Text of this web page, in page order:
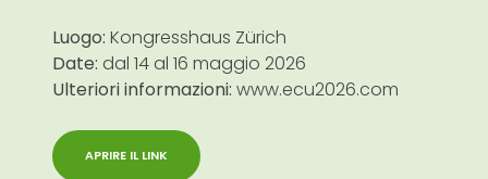
Luogo: Kongresshaus Zürich
Date: dal 14 al 16 maggio 2026
Ulteriori informazioni: www.ecu2026.com
APRIRE IL LINK